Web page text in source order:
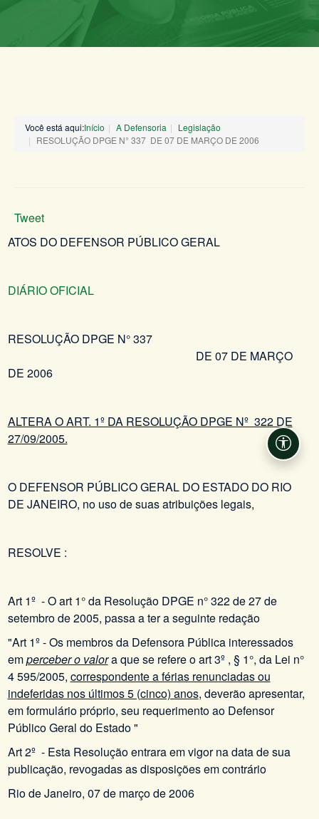
Você está aqui:Início A Defensoria
Legislação
RESOLUÇÃO DPGE N° 337 DE 07 DE MARÇO DE 2006
Tweet
ATOS DO DEFENSOR PÚBLICO GERAL
DIÁRIO OFICIAL
RESOLUÇÃO DPGE N° 337
DE 07 DE MARÇO
DE 2006
ALTERA O ART. 1º DA RESOLUÇÃO DPGE Nº 322 DE
27/09/2005.
O DEFENSOR PÚBLICO GERAL DO ESTADO DO RIO
DE JANEIRO, no uso de suas atribuições legais,
RESOLVE :
Art 1º - O art 1° da Resolução DPGE n° 322 de 27 de
setembro de 2005, passa a ter a seguinte redação
"Art 1º - Os membros da Defensora Pública interessados
emperceber o valora que se refere o art 3º , § 1°, da Lei n°
4 595/2005, correspondente a férias renunciadas ou
indeferidas nos últimos 5 (cinco) anos, deverão apresentar,
em formulário próprio, seu requerimento ao Defensor
Público Geral do Estado "
Art 2º - Esta Resolução entrara em vigor na data de sua
publicação, revogadas as disposições em contrário
Rio de Janeiro, 07 de março de 2006